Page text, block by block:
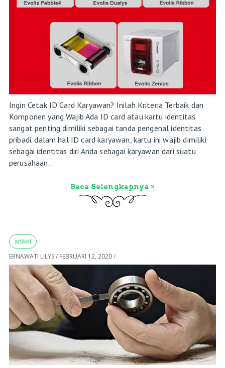
Ingin Cetak ID Card Karyawan? Inilah Kriteria Terbaik dan
Komponen yang Wajib Ada ID card atau kartu identitas
sangat penting dimiliki sebagai tanda pengenal identitas
pribadi. dalam hal ID card karyawan, kartu ini wajib dimiliki
sebagai identitas diri Anda sebagai karyawan dari suatu
perusahaan...
Baca Selengkapnya »
artikel
ERNAWATI LILYS/ FEBRUARI 12, 2020/